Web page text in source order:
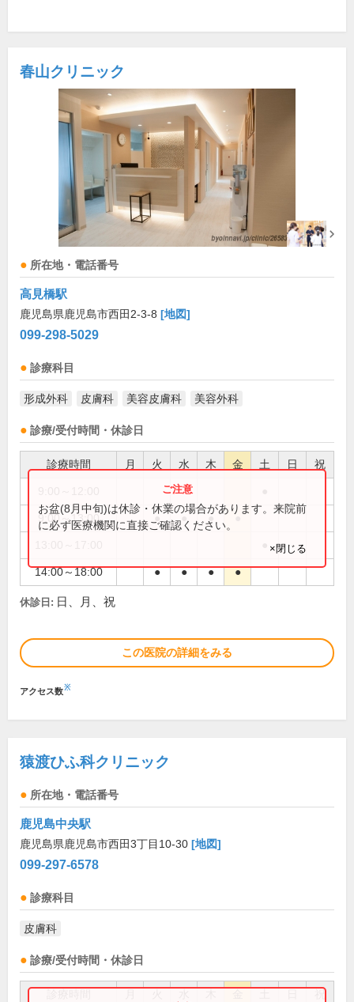
春山クリニック
所在地・電話番号
高見橋駅
鹿児島県鹿児島市西田2-3-8 [地図]
099-298-5029
診療科目
形成外科 皮膚科 美容皮膚科 美容外科
診療/受付時間・休診日
診療時間 月 火 水 木 金 土 日 祝
9:00～13:00 ● ● ● ●
14:00～18:00 ● ● ● ●
お盆(8月中旬)は休診・休業の場合があります。来院前
に必ず医療機関に直接ご確認ください。
×閉じる
休診日: 日、月、祝
この医院の詳細をみる
アクセス数※
猿渡ひふ科クリニック
所在地・電話番号
鹿児島中央駅
鹿児島県鹿児島市西田3丁目10-30 [地図]
099-297-6578
診療科目
皮膚科
診療/受付時間・休診日
祝